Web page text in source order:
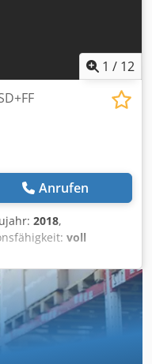
1 / 12
Anrufen
2018,
voll
Atlas Copco
integriert 75 kW
m3/min Baujahr: